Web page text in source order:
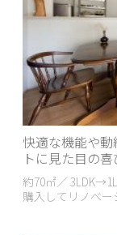
快適な機能や
トに見た目の喜
約70㎡／
購入してリノベー